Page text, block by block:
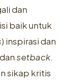
dan
baik untuk
) inspirasi dan
setback.
sikap kritis